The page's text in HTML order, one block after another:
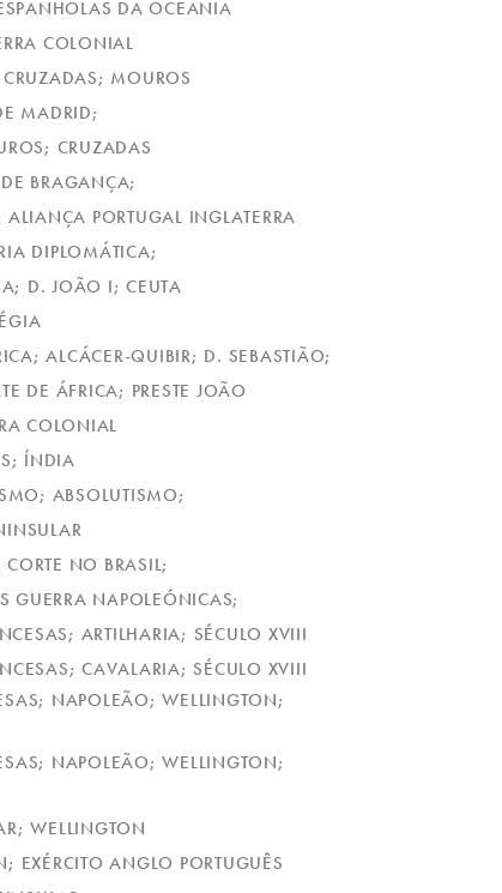
DA OCEANIA
COLONIAL
MOUROS
MADRID;
CRUZADAS
BRAGANÇA;
PORTUGAL INGLATERRA
DIPLOMÁTICA;
D. JOÃO I; CEUTA
ALCÁCER-QUIBIR; D. SEBASTIÃO;
DE ÁFRICA; PRESTE JOÃO
COLONIAL
ÍNDIA
ABSOLUTISMO;
NO BRASIL;
GUERRA NAPOLEÓNICAS;
ARTILHARIA; SÉCULO XVIII
CAVALARIA; SÉCULO XVIII
NAPOLEÃO; WELLINGTON;
NAPOLEÃO; WELLINGTON;
WELLINGTON
EXÉRCITO ANGLO PORTUGUÊS